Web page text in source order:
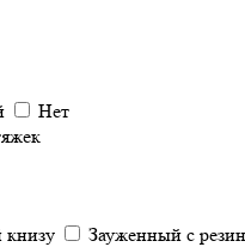
Нет
книзу
Зауженный с